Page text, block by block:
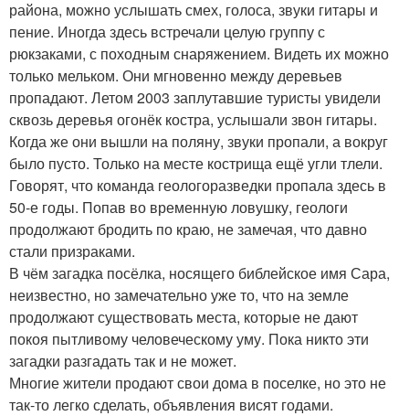
района, можно услышать смех, голоса, звуки гитары и
пение. Иногда здесь встречали целую группу с
рюкзаками, с походным снаряжением. Видеть их можно
только мельком. Они мгновенно между деревьев
пропадают. Летом 2003 заплутавшие туристы увидели
сквозь деревья огонёк костра, услышали звон гитары.
Когда же они вышли на поляну, звуки пропали, а вокруг
было пусто. Только на месте кострища ещё угли тлели.
Говорят, что команда геологоразведки пропала здесь в
50-е годы. Попав во временную ловушку, геологи
продолжают бродить по краю, не замечая, что давно
стали призраками.
В чём загадка посёлка, носящего библейское имя Сара,
неизвестно, но замечательно уже то, что на земле
продолжают существовать места, которые не дают
покоя пытливому человеческому уму. Пока никто эти
загадки разгадать так и не может.
Многие жители продают свои дома в поселке, но это не
так-то легко сделать, объявления висят годами.